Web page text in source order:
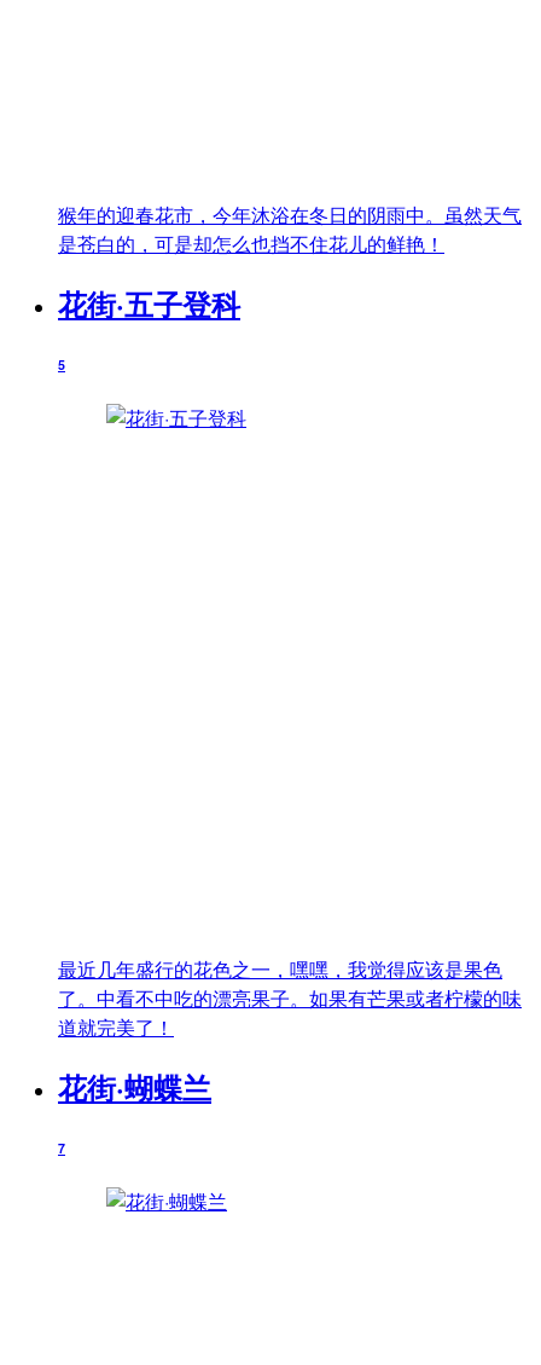
猴年的迎春花市，今年沐浴在冬日的阴雨中。虽然天气
是苍白的，可是却怎么也挡不住花儿的鲜艳！
花街·五子登科
5
最近几年盛行的花色之一，嘿嘿，我觉得应该是果色
了。中看不中吃的漂亮果子。如果有芒果或者柠檬的味
道就完美了！
花街·蝴蝶兰
7